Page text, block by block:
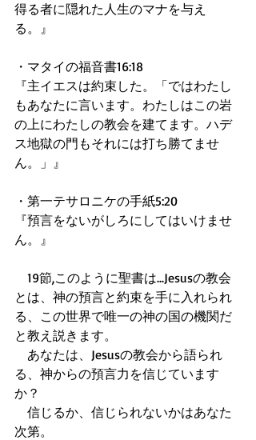
得る者に隠れた人生のマナを与え
る。』
・マタイの福音書16:18
『主イエスは約束した。「ではわたし
もあなたに言います。わたしはこの岩
の上にわたしの教会を建てます。ハデ
ス地獄の門もそれには打ち勝てませ
ん。」』
・第一テサロニケの手紙5:20
『預言をないがしろにしてはいけませ
ん。』
19節,このように聖書は...Jesusの教会
とは、神の預言と約束を手に入れられ
る、この世界で唯一の神の国の機関だ
と教え説きます。
あなたは、Jesusの教会から語られ
る、神からの預言力を信じています
か？
信じるか、信じられないかはあなた
次第。